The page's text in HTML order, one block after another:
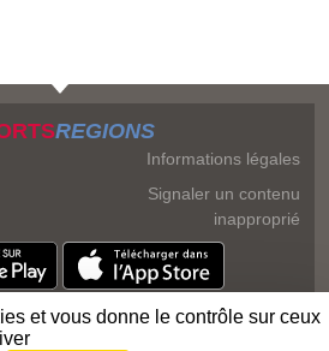
REGIONS
Informations légales
Signaler un contenu
inapproprié
et vous donne le contrôle sur ceux